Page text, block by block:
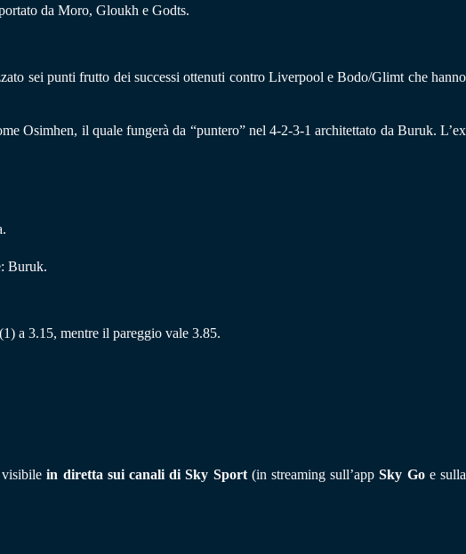
da Moro, Gloukh e Godts.
sei punti frutto dei successi ottenuti contro Liverpool e Bodo/Glimt che hanno
Osimhen, il quale fungerà da “puntero” nel 4-2-3-1 architettato da Buruk. L’ex
Buruk.
a 3.15, mentre il pareggio vale 3.85.
in diretta sui canali di Sky Sport (in streaming sull’appSky Goe sulla